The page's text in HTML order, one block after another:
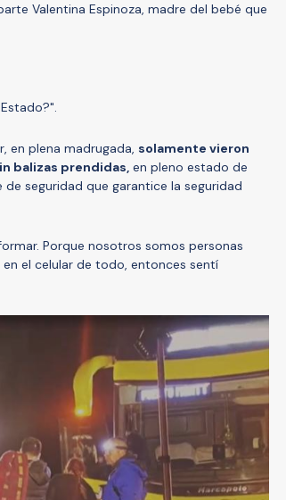
Valentina Espinoza, madre del bebé que
en plena madrugada, solamente vieron
balizas prendidas, en pleno estado de
seguridad que garantice la seguridad
Porque nosotros somos personas
el celular de todo, entonces sentí